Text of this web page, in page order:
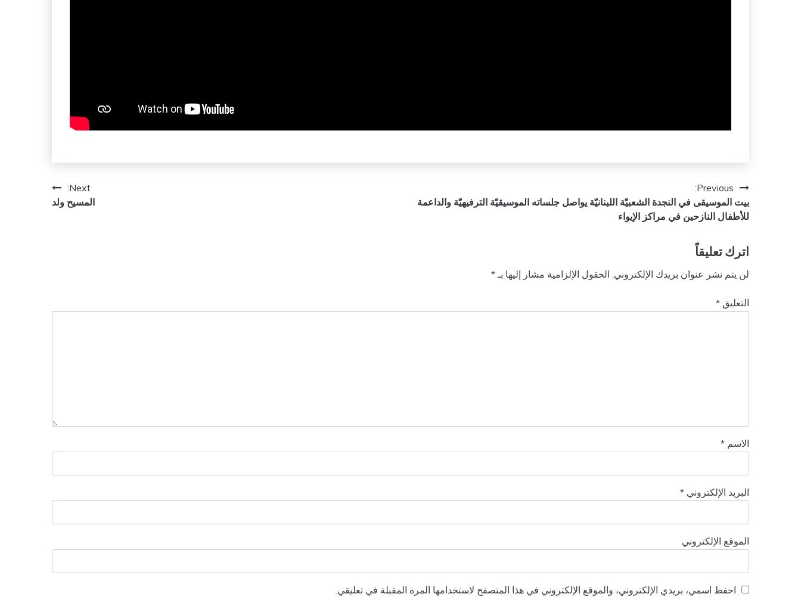
تصفّح
المقالات
Previous:
بيت الموسيقى في النجدة الشعبيّة اللبنانيّة يواصل جلساته الموسيقيّة الترفيهيّة والداعمة
للأطفال النازحين في مراكز الإيواء
Next:
المسيح ولد
اترك تعليقاً
لن يتم نشر عنوان بريدك الإلكتروني. الحقول الإلزامية مشار إليها بـ *
التعليق *
الاسم *
البريد الإلكتروني *
الموقع الإلكتروني
احفظ اسمي، بريدي الإلكتروني، والموقع الإلكتروني في هذا المتصفح لاستخدامها المرة المقبلة في تعليقي.